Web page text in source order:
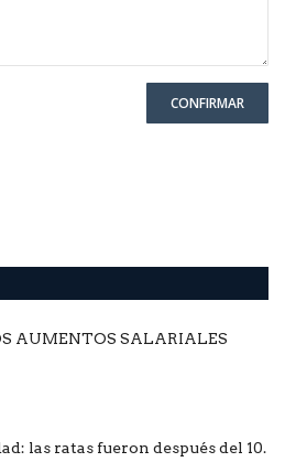
CONFIRMAR
AUMENTOS SALARIALES
las ratas fueron después del 10.